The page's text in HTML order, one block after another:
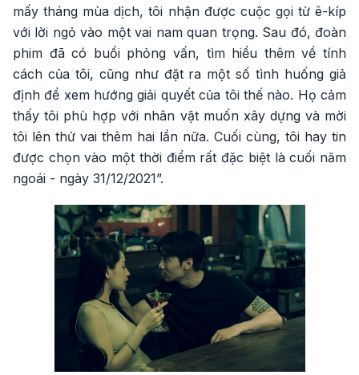
mấy tháng mùa dịch, tôi nhận được cuộc gọi từ ê-kíp
với lời ngỏ vào một vai nam quan trọng. Sau đó, đoàn
phim đã có buổi phỏng vấn, tìm hiểu thêm về tính
cách của tôi, cũng như đặt ra một số tình huống giả
định để xem hướng giải quyết của tôi thế nào. Họ cảm
thấy tôi phù hợp với nhân vật muốn xây dựng và mời
tôi lên thử vai thêm hai lần nữa. Cuối cùng, tôi hay tin
được chọn vào một thời điểm rất đặc biệt là cuối năm
ngoái - ngày 31/12/2021”.